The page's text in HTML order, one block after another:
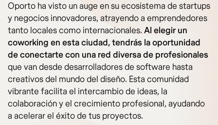
Oporto ha visto un auge en su ecosistema de startups
y negocios innovadores, atrayendo a emprendedores
tanto locales como internacionales. Al elegir un
coworking en esta ciudad, tendrás la oportunidad
de conectarte con una red diversa de profesionales
que van desde desarrolladores de software hasta
creativos del mundo del diseño. Esta comunidad
vibrante facilita el intercambio de ideas, la
colaboración y el crecimiento profesional, ayudando
a acelerar el éxito de tus proyectos.